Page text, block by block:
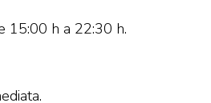
15:00 h a 22:30 h.